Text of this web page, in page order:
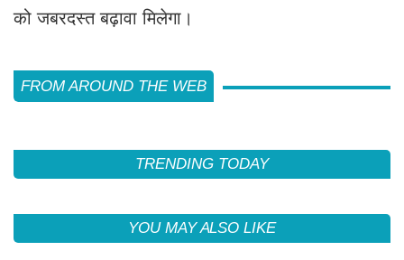
को जबरदस्त बढ़ावा मिलेगा।
FROM AROUND THE WEB
TRENDING TODAY
YOU MAY ALSO LIKE